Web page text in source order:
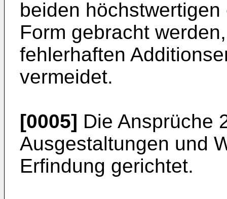
beiden
Form gebracht
fehlerhaften
vermeidet.
[0005] Die Ansprüche
Ausgestaltungen und
Erfindung gerichtet.